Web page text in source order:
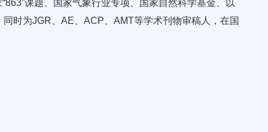
课题、国家气象行业专项、国家自然科学基金、以
时为JGR、AE、ACP、AMT等学术刊物审稿人，在国